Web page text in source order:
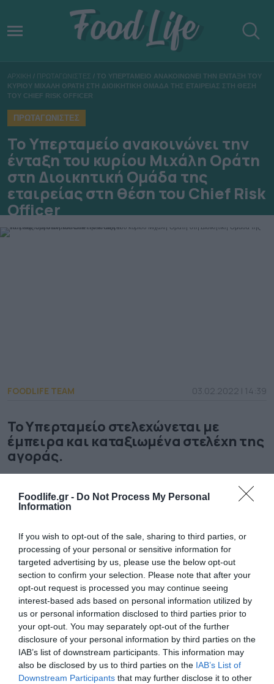
Foodlife.gr - Do Not Process My Personal
Information
If you wish to opt-out of the sale, sharing to third parties, or
processing of your personal or sensitive information for
targeted advertising by us, please use the below opt-out
section to confirm your selection. Please note that after your
opt-out request is processed you may continue seeing
interest-based ads based on personal information utilized by
us or personal information disclosed to third parties prior to
your opt-out. You may separately opt-out of the further
disclosure of your personal information by third parties on the
IAB’s list of downstream participants. This information may
also be disclosed by us to third parties on the IAB’s List of
Downstream Participants that may further disclose it to other
ΑΡΧΙΚΗ / ΠΡΩΤΑΓΩΝΙΣΤΕΣ / ΤΟ ΥΠΕΡΤΑΜΕΙΟ ΑΝΑΚΟΙΝΩΝΕΙ ΤΗΝ ΕΝΤΑΞΗ ΤΟΥ
ΚΥΡΙΟΥ ΜΙΧΑΛΗ ΟΡΑΤΗ ΣΤΗ ΔΙΟΙΚΗΤΙΚΗ ΟΜΑΔΑ ΤΗΣ ΕΤΑΙΡΕΙΑΣ ΣΤΗ ΘΕΣΗ
ΤΟΥ CHIEF RISK OFFICER
ΠΡΩΤΑΓΩΝΙΣΤΕΣ
Το Υπερταμείο ανακοινώνει την
ένταξη του κυρίου Μιχάλη Οράτη
στη Διοικητική Ομάδα της
εταιρείας στη θέση του Chief Risk
Officer
FOODLIFE TEAM 03.02.2022 | 14:39
Το Υπερταμείο στελεχώνεται µε
έμπειρα και καταξιωμένα στελέχη της
αγοράς.
Το Υπερταμείο (ΕΕΣΥΠ), ανακοινώνει την
ένταξη του κυρίου Μιχάλη Οράτη στη
του Chief Risk Officer. Ο κ. Οράτης
διαθέτει περισσότερα από 30 χρόνια
εμπειρίας σε θέματα Διαχείρισης
Κινδύνων, Κανονιστικής Συμμόρφωσης και
Treasury,από θέσεις ανώτερης διοίκησης
σε εταιρείες και χρηματοπιστωτικά
ιδρύματα στην Ελλάδα και το εξωτερικό.